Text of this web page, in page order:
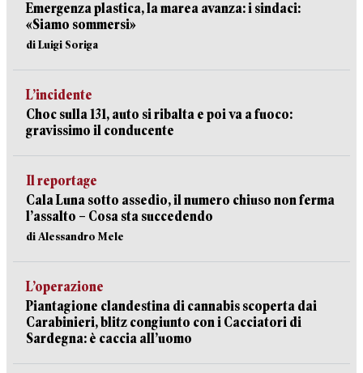
Emergenza plastica, la marea avanza: i sindaci:
«Siamo sommersi»
di Luigi Soriga
L’incidente
Choc sulla 131, auto si ribalta e poi va a fuoco:
gravissimo il conducente
Il reportage
Cala Luna sotto assedio, il numero chiuso non ferma
l’assalto – Cosa sta succedendo
di Alessandro Mele
L’operazione
Piantagione clandestina di cannabis scoperta dai
Carabinieri, blitz congiunto con i Cacciatori di
Sardegna: è caccia all’uomo